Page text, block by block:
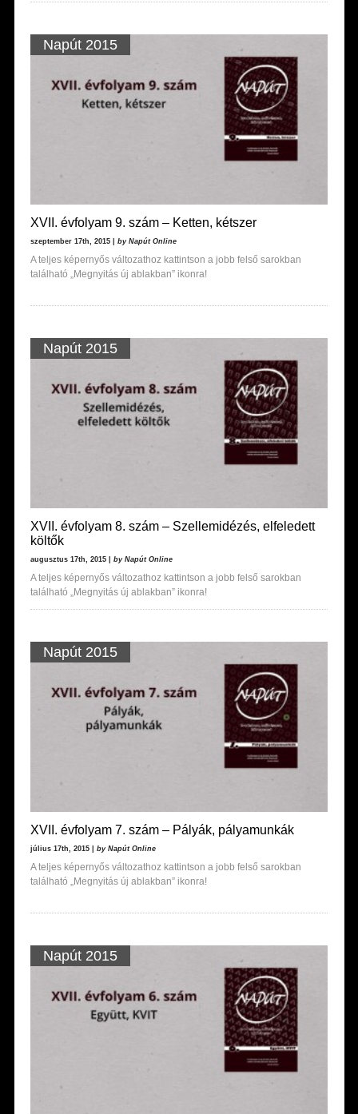
Napút 2015
XVII. évfolyam 9. szám – Ketten, kétszer
szeptember 17th, 2015 | by Napút Online
A teljes képernyős változathoz kattintson a jobb felső sarokban
található „Megnyitás új ablakban” ikonra!
Napút 2015
XVII. évfolyam 8. szám – Szellemidézés, elfeledett
költők
augusztus 17th, 2015 | by Napút Online
A teljes képernyős változathoz kattintson a jobb felső sarokban
található „Megnyitás új ablakban” ikonra!
Napút 2015
XVII. évfolyam 7. szám – Pályák, pályamunkák
július 17th, 2015 | by Napút Online
A teljes képernyős változathoz kattintson a jobb felső sarokban
található „Megnyitás új ablakban” ikonra!
Napút 2015